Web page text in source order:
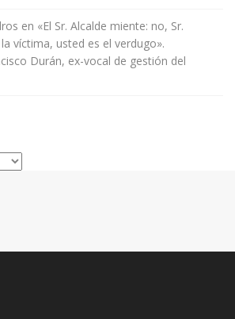
en «El Sr. Alcalde miente: no, Sr.
víctima, usted es el verdugo».
Durán, ex-vocal de gestión del